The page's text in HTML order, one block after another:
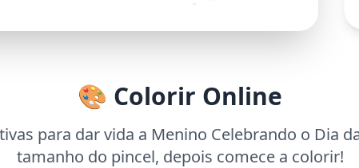
🎨 Colorir Online
para dar vida a Menino Celebrando o Dia
tamanho do pincel, depois comece a colorir!